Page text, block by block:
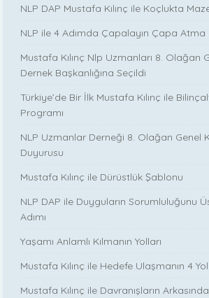
NLP DAP Mustafa Kılınç ile Koçlukta
NLP ile 4 Adımda Çapalayın Çapa Atma
Mustafa Kılınç Nlp Uzmanları 8. Olağan
Dernek Başkanlığına Seçildi
Türkiye’de Bir İlk Mustafa Kılınç ile
Programı
NLP Uzmanlar Derneği 8. Olağan Genel
Duyurusu
Mustafa Kılınç ile Dürüstlük Şablonu
NLP DAP ile Duyguların Sorumluluğunu
Adımı
Yaşamı Anlamlı Kılmanın Yolları
Mustafa Kılınç ile Hedefe Ulaşmanın 4
Mustafa Kılınç ile Davranışların